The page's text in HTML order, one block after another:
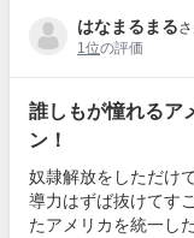
はなまるまる
1位の評価
誰しもが憧れるア
ン！
奴隷解放をしただけ
導力はずば抜けてす
たアメリカを統一し